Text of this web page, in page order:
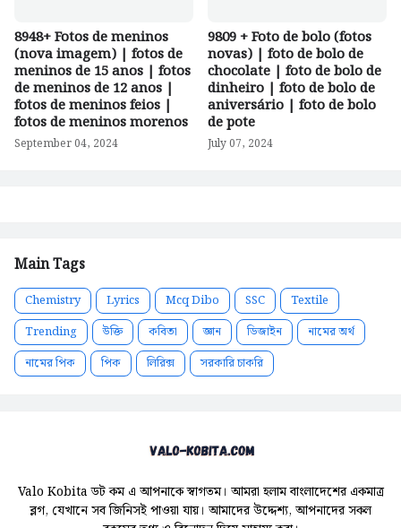
8948+ Fotos de meninos
(nova imagem) | fotos de
meninos de 15 anos | fotos
de meninos de 12 anos |
fotos de meninos feios |
fotos de meninos morenos
September 04, 2024
9809 + Foto de bolo (fotos
novas) | foto de bolo de
chocolate | foto de bolo de
dinheiro | foto de bolo de
aniversário | foto de bolo
de pote
July 07, 2024
Main Tags
Chemistry Lyrics Mcq Dibo SSC
Textile
Trending
উক্তি কবিতা জ্ঞান ডিজাইন
নামের অর্থ
নামের পিক
পিক লিরিক্স সরকারি চাকরি
Valo Kobita ডট কম এ আপনাকে স্বাগতম। আমরা হলাম বাংলাদেশের একমাত্র
ব্লগ, যেখানে সব জিনিসই পাওয়া যায়। আমাদের উদ্দেশ্য, আপনাদের সকল